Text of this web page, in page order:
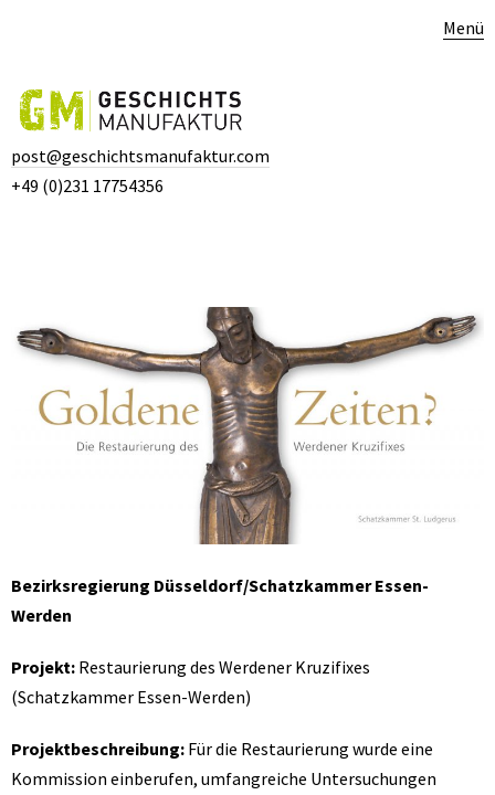
Menü
post@geschichtsmanufaktur.com
+49 (0)231 17754356
Bezirksregierung Düsseldorf/Schatzkammer Essen-
Werden
Projekt: Restaurierung des Werdener Kruzifixes
(Schatzkammer Essen-Werden)
Projektbeschreibung: Für die Restaurierung wurde eine
Kommission einberufen, umfangreiche Untersuchungen